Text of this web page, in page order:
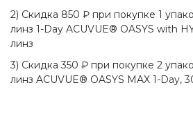
2) Скидка 850 ₽ при покупке 1
линз 1-Day ACUVUE® OASYS with
линз
3) Скидка 350 ₽ при покупке 2
линз ACUVUE® OASYS MAX 1-Day,